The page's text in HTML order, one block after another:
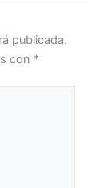
publicada.
con *